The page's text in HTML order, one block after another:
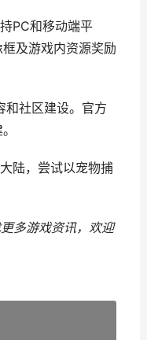
PC和移动端平
及游戏内资源奖励
和社区建设。官方
陆，尝试以宠物捕
多游戏资讯，欢迎